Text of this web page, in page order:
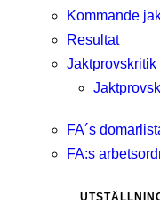
Kommande
Resultat
Jaktprovskritik
FA´s
FA:s